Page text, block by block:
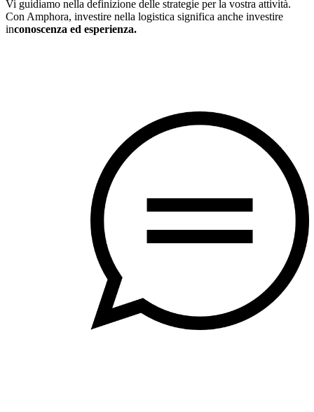
Vi guidiamo nella definizione delle strategie per la vostra attività.
Con Amphora, investire nella logistica significa anche investire
inconoscenza ed esperienza.